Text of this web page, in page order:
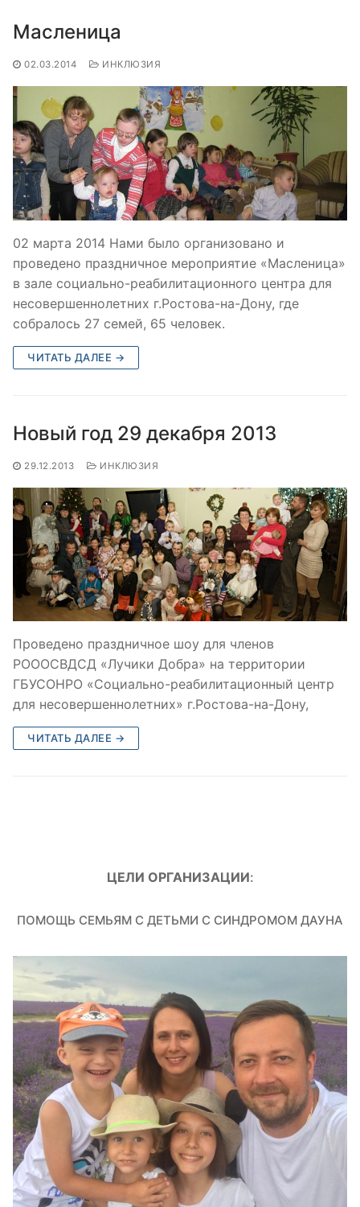
Масленица
02.03.2014 ИНКЛЮЗИЯ
02 марта 2014 Нами было организовано и
проведено праздничное мероприятие «Масленица»
в зале социально-реабилитационного центра для
несовершеннолетних г.Ростова-на-Дону, где
собралось 27 семей, 65 человек.
ЧИТАТЬ ДАЛЕЕ →
Новый год 29 декабря 2013
29.12.2013 ИНКЛЮЗИЯ
Проведено праздничное шоу для членов
РОООСВДСД «Лучики Добра» на территории
ГБУСОНРО «Социально-реабилитационный центр
для несовершеннолетних» г.Ростова-на-Дону,
ЧИТАТЬ ДАЛЕЕ →
ЦЕЛИ ОРГАНИЗАЦИИ:
ПОМОЩЬ СЕМЬЯМ С ДЕТЬМИ С СИНДРОМОМ ДАУНА